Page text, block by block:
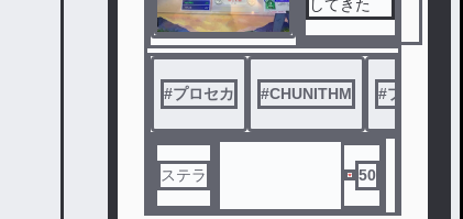
してきた
#プロセカ #CHUNITHM #プレイ結果
ステラ 50